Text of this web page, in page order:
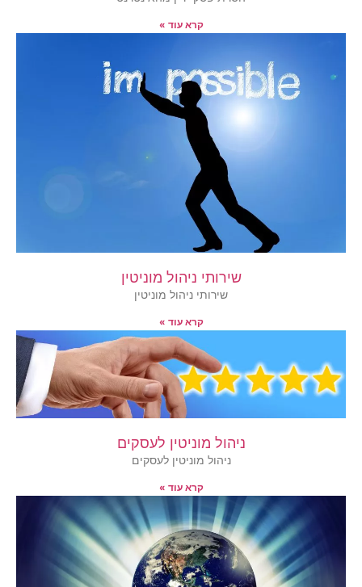
קרא עוד »
שירותי ניהול מוניטין
שירותי ניהול מוניטין
קרא עוד »
ניהול מוניטין לעסקים
ניהול מוניטין לעסקים
קרא עוד »